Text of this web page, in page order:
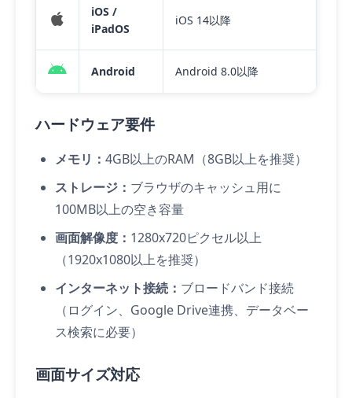
iOS /
iPadOS
iOS 14以降
Android Android 8.0以降
ハードウェア要件
メモリ： 4GB以上のRAM（8GB以上を推奨）
ストレージ： ブラウザのキャッシュ用に
100MB以上の空き容量
画面解像度： 1280x720ピクセル以上
（1920x1080以上を推奨）
インターネット接続： ブロードバンド接続
（ログイン、Google Drive連携、データベー
ス検索に必要）
画面サイズ対応